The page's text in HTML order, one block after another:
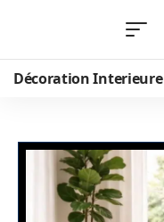
Décoration Interieure